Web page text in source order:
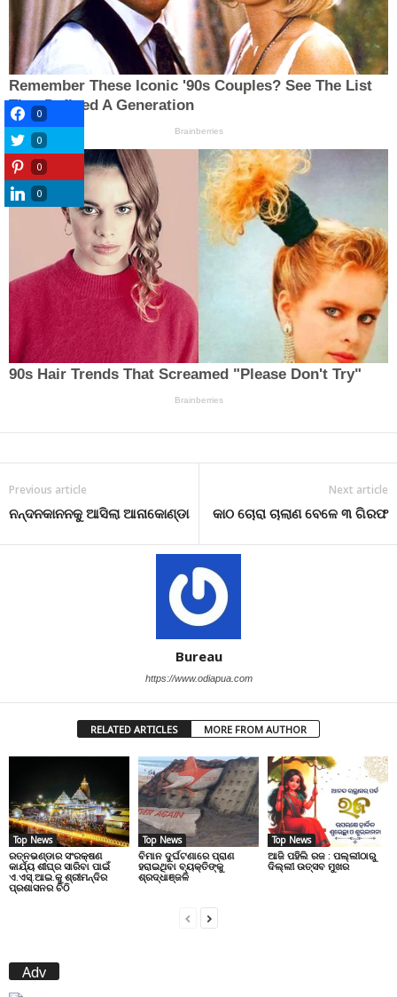
Previous article
ନନ୍ଦନକାନନକୁ ଆସିଲା ଆନାକୋଣ୍ଡା
Next article
କାଠ ଚୋରା ଚାଲାଣ ବେଳେ ୩ ଗିରଫ
Bureau
https://www.odiapua.com
RELATED ARTICLES MORE FROM AUTHOR
Top News
ରତ୍ନଭଣ୍ଡାର ସଂରକ୍ଷଣ
କାର୍ଯ୍ୟ ଶୀଘ୍ର ସାରିବା ପାଇଁ
ଏ.ଏସ୍.ଆଇ.କୁ ଶ୍ରୀମନ୍ଦିର
ପ୍ରଶାସନର ଚିଠି
Top News
ବିମାନ ଦୁର୍ଘଟଣାରେ ପ୍ରାଣ
ହରାଇଥିବା ବ୍ୟକ୍ତିଙ୍କୁ
ଶ୍ରଦ୍ଧାଞ୍ଜଳି
Top News
ଆଜି ପହିଲି ରଜ : ପଲ୍ଲୀଠାରୁ
ଦିଲ୍ଲୀ ଉତ୍ସବ ମୁଖର
Adv
0
0
0
0